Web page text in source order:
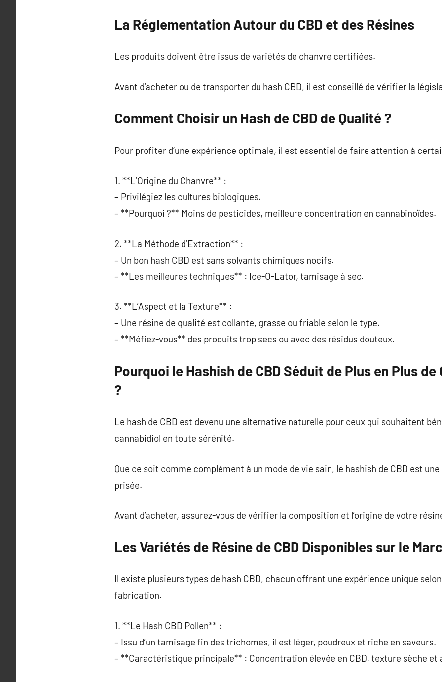
La Réglementation Autour du CBD et des Résines
Les produits doivent être issus de variétés de chanvre certifiées.
Avant d’acheter ou de transporter du hash CBD, il est conseillé de vérifier la
Comment Choisir un Hash de CBD de Qualité ?
Pour profiter d’une expérience optimale, il est essentiel de faire attention à
1. **L’Origine du Chanvre** :
– Privilégiez les cultures biologiques.
– **Pourquoi ?** Moins de pesticides, meilleure concentration en cannabinoïdes.
2. **La Méthode d’Extraction** :
– Un bon hash CBD est sans solvants chimiques nocifs.
– **Les meilleures techniques** : Ice-O-Lator, tamisage à sec.
3. **L’Aspect et la Texture** :
– Une résine de qualité est collante, grasse ou friable selon le type.
– **Méfiez-vous** des produits trop secs ou avec des résidus douteux.
Pourquoi le Hashish de CBD Séduit de Plus en Plus
?
Le hash de CBD est devenu une alternative naturelle pour ceux qui souhaitent
cannabidiol en toute sérénité.
Que ce soit comme complément à un mode de vie sain, le hashish de CBD est
prisée.
Avant d’acheter, assurez-vous de vérifier la composition et l’origine de votre
Les Variétés de Résine de CBD Disponibles sur le
Il existe plusieurs types de hash CBD, chacun offrant une expérience unique
fabrication.
1. **Le Hash CBD Pollen** :
– Issu d’un tamisage fin des trichomes, il est léger, poudreux et riche en saveurs.
– **Caractéristique principale** : Concentration élevée en CBD, texture sèche et